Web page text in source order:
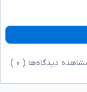
دیدگاه‌ها ( ۰